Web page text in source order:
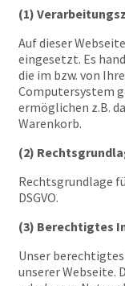
(1)
Auf dieser
eingesetzt. Es
die im bzw. von
Computersystem
ermöglichen z.B.
Warenkorb.
(2)
Rechtsgrundlage
DSGVO.
(3) Berechtigtes
Unser
unserer Webseite.